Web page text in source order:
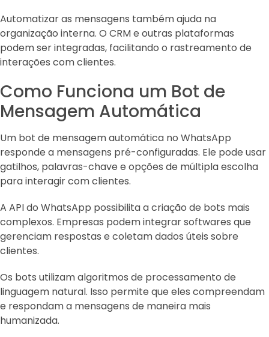
Automatizar as mensagens também ajuda na
organização interna. O CRM e outras plataformas
podem ser integradas, facilitando o rastreamento de
interações com clientes.
Como Funciona um Bot de
Mensagem Automática
Um bot de mensagem automática no WhatsApp
responde a mensagens pré-configuradas. Ele pode usar
gatilhos, palavras-chave e opções de múltipla escolha
para interagir com clientes.
A API do WhatsApp possibilita a criação de bots mais
complexos. Empresas podem integrar softwares que
gerenciam respostas e coletam dados úteis sobre
clientes.
Os bots utilizam algoritmos de processamento de
linguagem natural. Isso permite que eles compreendam
e respondam a mensagens de maneira mais
humanizada.